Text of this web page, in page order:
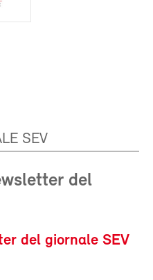
SEV
del
del giornale SEV